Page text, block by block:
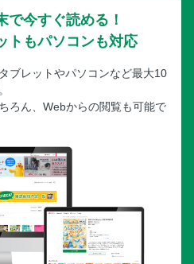
で今すぐ読める！
トもパソコンも対応
ブレットやパソコンなど最大10
ろん、Webからの閲覧も可能で